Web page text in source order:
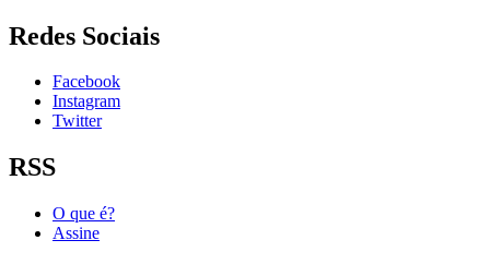
Redes Sociais
Facebook
Instagram
Twitter
RSS
O que é?
Assine